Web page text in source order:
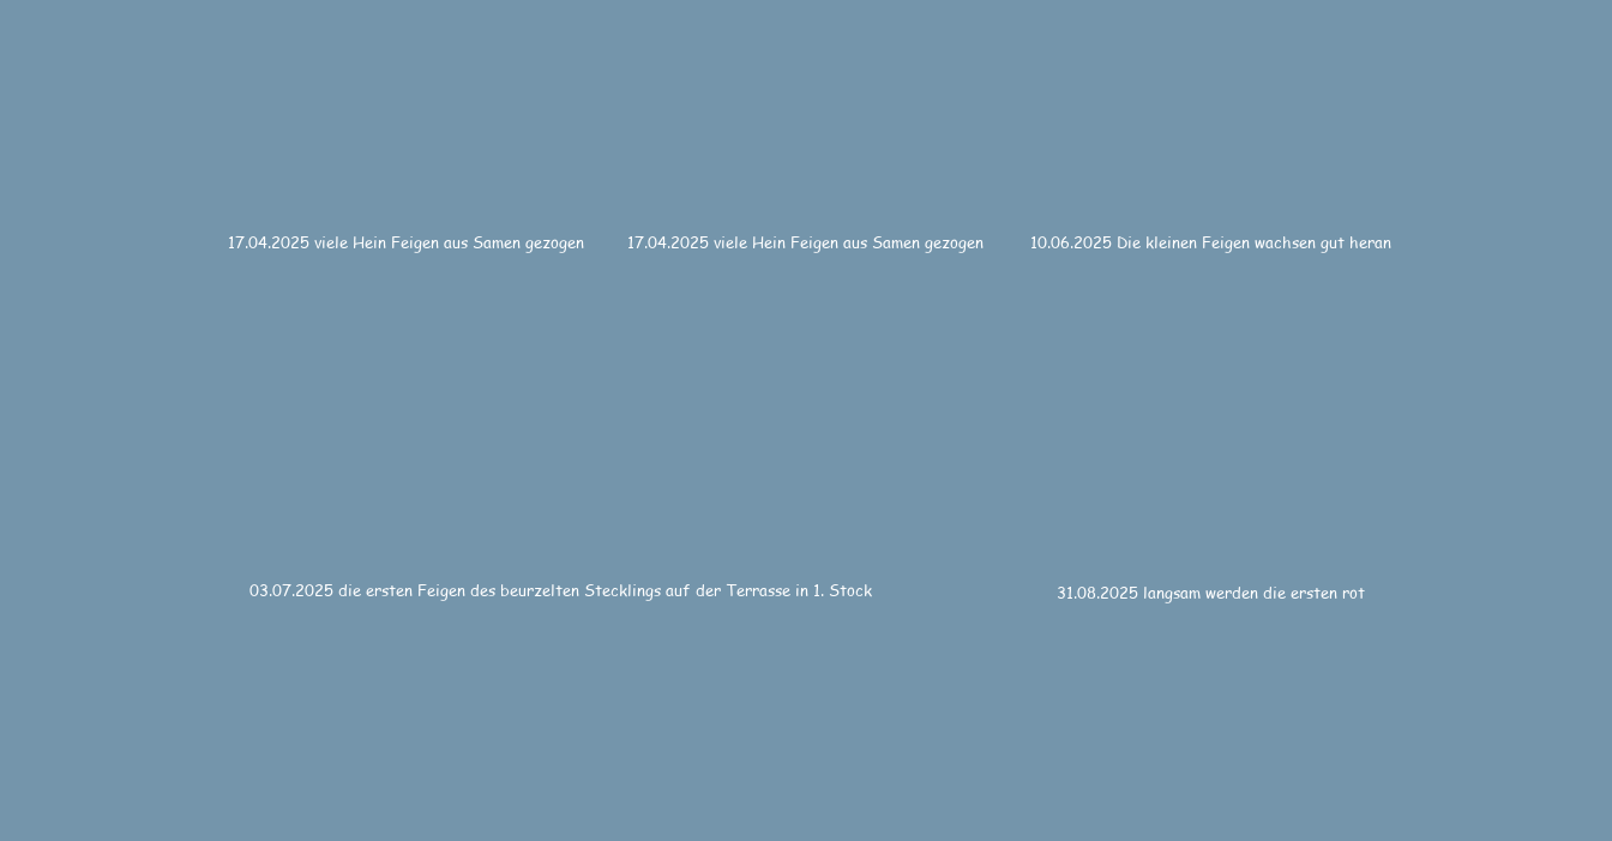
17.04.2025 viele Hein Feigen aus Samen gezogen 17.04.2025 viele Hein Feigen aus Samen gezogen 10.06.2025 Die kleinen Feigen wachsen gut heran
03.07.2025 die ersten Feigen des beurzelten Stecklings auf der Terrasse in 1. Stock 31.08.2025 langsam werden die ersten rot